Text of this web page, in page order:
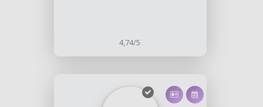
4,74/5